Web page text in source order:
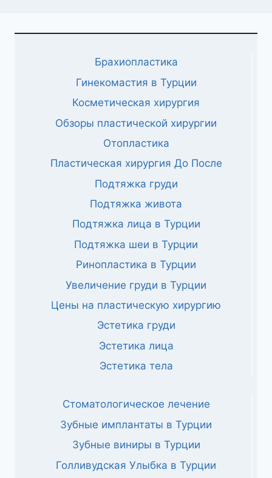
Брахиопластика
Гинекомастия в Турции
Косметическая хирургия
Обзоры пластической хирургии
Отопластика
Пластическая хирургия До После
Подтяжка груди
Подтяжка живота
Подтяжка лица в Турции
Подтяжка шеи в Турции
Ринопластика в Турции
Увеличение груди в Турции
Цены на пластическую хирургию
Эстетика груди
Эстетика лица
Эстетика тела
Стоматологическое лечение
Зубные имплантаты в Турции
Зубные виниры в Турции
Голливудская Улыбка в Турции